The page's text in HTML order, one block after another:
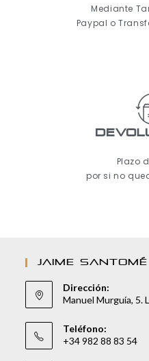
Mediante
Paypal o
Plazo
por si no
JAIME SANTOMÉ
Dirección:
Manuel Murguía, 5.
Teléfono:
+34 982 88 83 54